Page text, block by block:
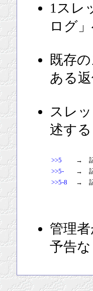
1スレ
ログ
既存
ある
スレ
述す
>>5
→ 記
>>5-
→ 記
>>5-8
→ 記
管理
予告